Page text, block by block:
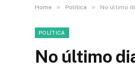
Home » Política » No último
POLÍTICA
No último